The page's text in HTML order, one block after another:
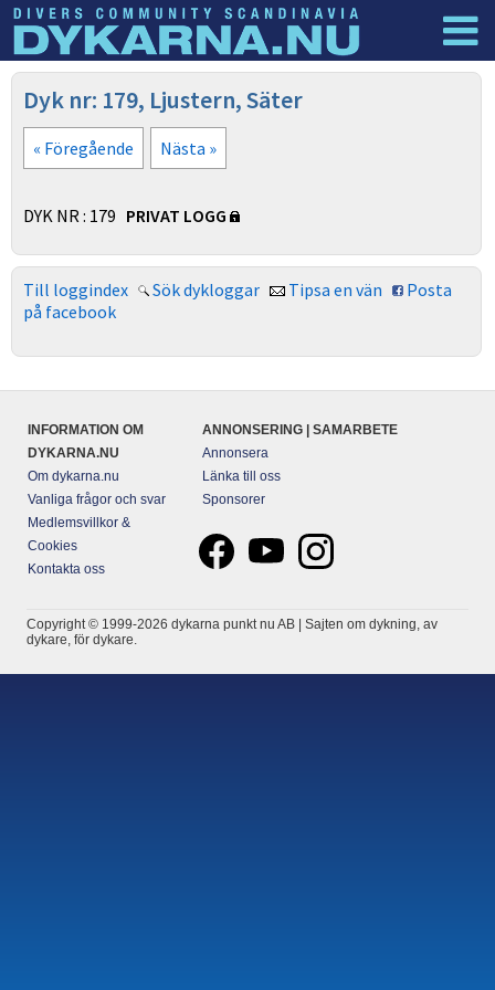
Dyknyheter
Dyk nr: 179, Ljustern, Säter
« Föregående Nästa »
DYK NR : 179 PRIVAT LOGG
Till loggindex Sök dykloggar Tipsa en vän
Posta
på facebook
INFORMATION OM
DYKARNA.NU
Om dykarna.nu
Vanliga frågor och svar
Medlemsvillkor &
Cookies
Kontakta oss
ANNONSERING | SAMARBETE
Annonsera
Länka till oss
Sponsorer
Copyright © 1999-2026 dykarna punkt nu AB | Sajten om dykning, av
dykare, för dykare.